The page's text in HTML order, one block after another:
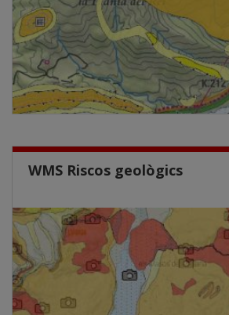
WMS Riscos geològics